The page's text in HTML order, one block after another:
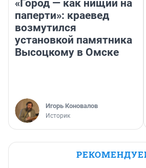
«Город — как нищий на
паперти»: краевед
возмутился
установкой памятника
Высоцкому в Омске
Игорь Коновалов
Историк